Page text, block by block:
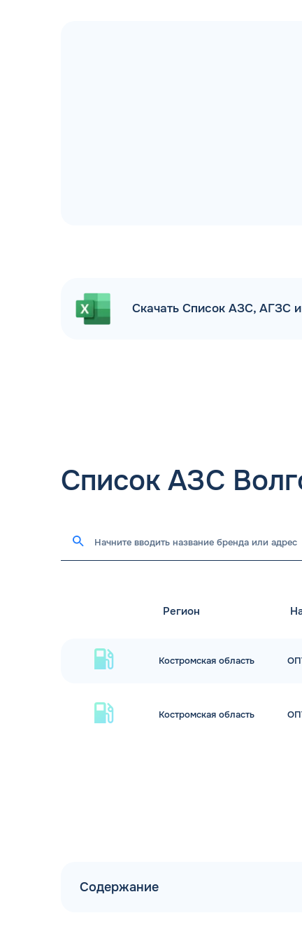
Скачать Список АЗС, АГЗС
Список АЗС
Регион
Костромская область
Костромская область
Содержание